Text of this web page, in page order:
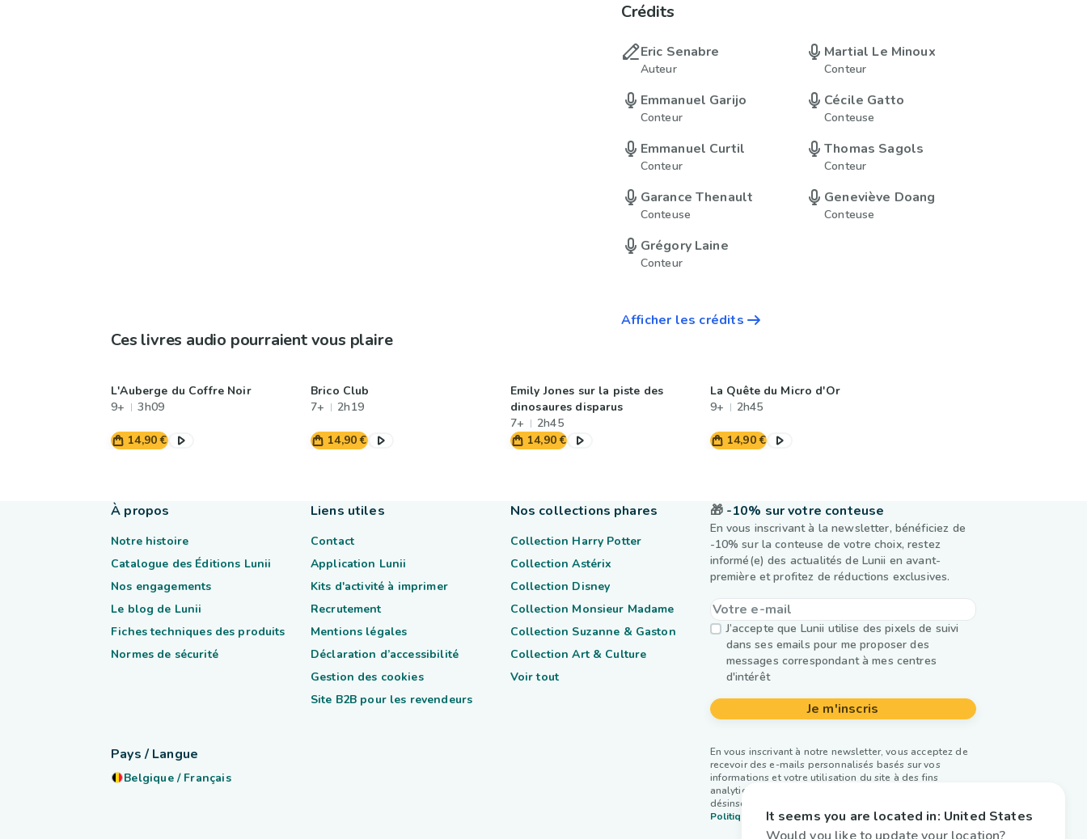
Crédits
Eric Senabre
Auteur
Martial Le Minoux
Conteur
Emmanuel Garijo
Conteur
Cécile Gatto
Conteuse
Emmanuel Curtil
Conteur
Thomas Sagols
Conteur
Garance Thenault
Conteuse
Geneviève Doang
Conteuse
Grégory Laine
Conteur
Afficher les crédits
Ces livres audio pourraient vous plaire
L'Auberge du Coffre Noir
9+
3h09
14,90 €
Brico Club
7+
2h19
14,90 €
Emily Jones sur la piste des
dinosaures disparus
7+
2h45
14,90 €
La Quête du Micro d'Or
9+
2h45
14,90 €
🎁 -10% sur votre conteuse
En vous inscrivant à la newsletter, bénéficiez de
-10% sur la conteuse de votre choix, restez
informé(e) des actualités de Lunii en avant-
première et profitez de réductions exclusives.
J’accepte que Lunii utilise des pixels de suivi
dans ses emails pour me proposer des
messages correspondant à mes centres
d'intérêt
Je m'inscris
En vous inscrivant à notre newsletter, vous acceptez de
recevoir des e-mails personnalisés basés sur vos
informations et votre utilisation du site à des fins
analytiques et publicitaires. Vous pouvez vous
désinscrire à tout moment. Plus d’infos dans notre
Politique de confidentialité.
À propos
Notre histoire
Catalogue des Éditions Lunii
Nos engagements
Le blog de Lunii
Fiches techniques des produits
Normes de sécurité
Liens utiles
Contact
Application Lunii
Kits d'activité à imprimer
Recrutement
Mentions légales
Déclaration d’accessibilité
Gestion des cookies
Site B2B pour les revendeurs
Nos collections phares
Collection Harry Potter
Collection Astérix
Collection Disney
Collection Monsieur Madame
Collection Suzanne & Gaston
Collection Art & Culture
Voir tout
Pays / Langue
Belgique/ Français
It seems you are located in: United States
Would you like to update your location?